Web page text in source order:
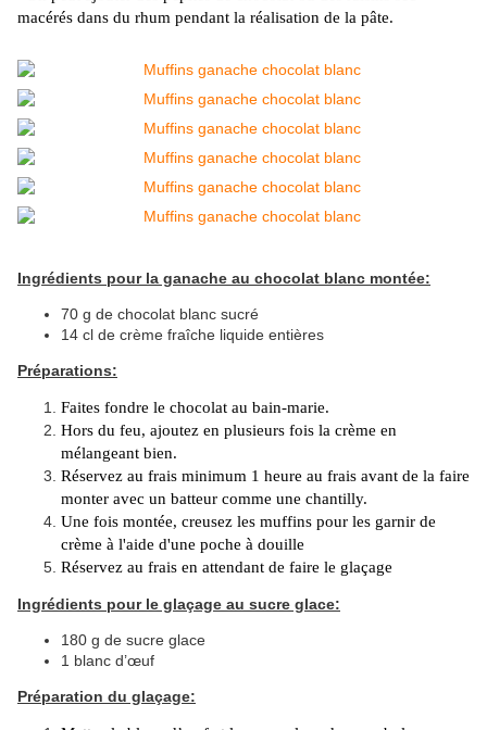
macérés dans du rhum pendant la réalisation de la pâte.
Ingrédients pour la ganache au chocolat blanc montée:
70 g de chocolat blanc sucré
14 cl de crème fraîche liquide entières
Préparations:
Faites fondre le chocolat au bain-marie.
Hors du feu, ajoutez en plusieurs fois la crème en
mélangeant bien.
Réservez au frais minimum 1 heure au frais avant de la faire
monter avec un batteur comme une chantilly.
Une fois montée, creusez les muffins pour les garnir de
crème à l'aide d'une poche à douille
Réservez au frais en attendant de faire le glaçage
Ingrédients pour le glaçage au sucre glace:
180 g de sucre glace
1 blanc d’œuf
Préparation du glaçage: